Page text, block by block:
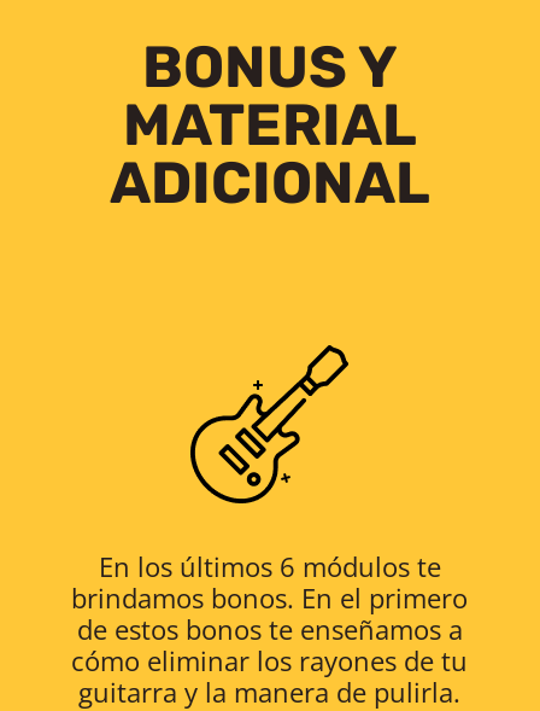
BONUS Y
MATERIAL
ADICIONAL
En los últimos 6 módulos te
brindamos bonos. En el primero
de estos bonos te enseñamos a
cómo eliminar los rayones de tu
guitarra y la manera de pulirla.